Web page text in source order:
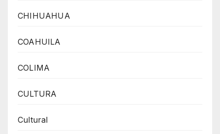
CHIHUAHUA
COAHUILA
COLIMA
CULTURA
Cultural